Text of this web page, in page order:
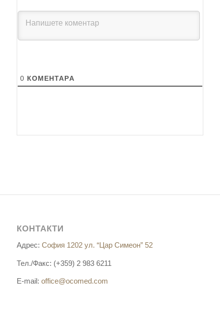
0 КОМЕНТАРA
КОНТАКТИ
Адрес: София 1202 ул. “Цар Симеон” 52
Тел./Факс: (+359) 2 983 6211
E-mail: office@ocomed.com